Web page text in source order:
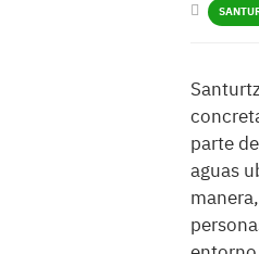
parte
aguas